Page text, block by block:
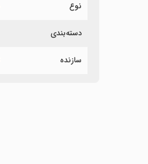
نوع
دسته‌بندی
سازنده